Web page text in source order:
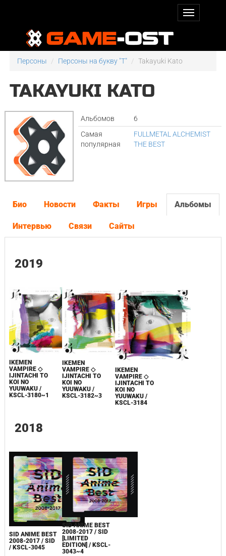
Персоны Персоны на букву "T" Takayuki Kato
TAKAYUKI KATO
Альбомов
6
Самая
популярная
FULLMETAL ALCHEMIST
THE BEST
Био Новости Факты Игры Альбомы
Интервью Связи Сайты
2019
IKEMEN
VAMPIRE ◇
IJINTACHI TO
KOI NO
YUUWAKU /
KSCL-3180~1
IKEMEN
VAMPIRE ◇
IJINTACHI TO
KOI NO
YUUWAKU /
KSCL-3182~3
IKEMEN
VAMPIRE ◇
IJINTACHI TO
KOI NO
YUUWAKU /
KSCL-3184
2018
SID ANIME BEST
2008-2017 / SID
/ KSCL-3045
SID ANIME BEST
2008-2017 / SID
[LIMITED
EDITION] / KSCL-
3043~4